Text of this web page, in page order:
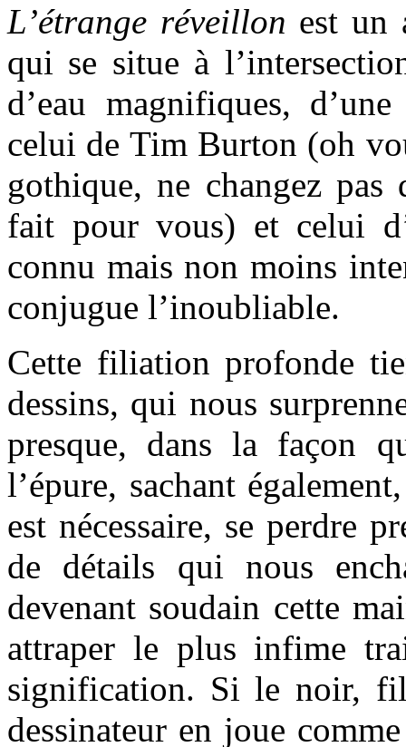
L’étrange réveillon est un
qui se situe à
d’eau magnifiques,
celui de Tim Burton (oh
gothique, ne changez
fait pour vous) et celui
connu mais non moins
conjugue l’inoubliable.
Cette filiation profonde
dessins, qui nous
presque, dans la façon
l’épure, sachant
est nécessaire, se perdre
de détails qui nous
devenant soudain cette
attraper le plus infime
signification. Si le noir,
dessinateur en joue